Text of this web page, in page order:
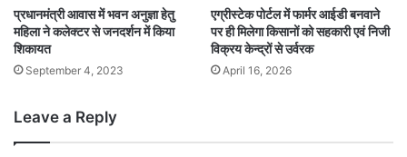
प्रधानमंत्री आवास में भवन अनुज्ञा हेतु
महिला ने कलेक्टर से जनदर्शन में किया
शिकायत
September 4, 2023
एग्रीस्टेक पोर्टल में फार्मर आईडी बनवाने
पर ही मिलेगा किसानों को सहकारी एवं निजी
विक्रय केन्द्रों से उर्वरक
April 16, 2026
Leave a Reply